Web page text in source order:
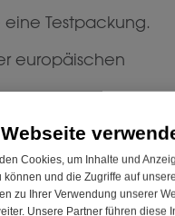
Cookies, um Inhalte und
können und die Zugriffe auf
zu Ihrer Verwendung unserer
Unsere Partner führen diese
eine Testpackung.
europäischen
zertifiziert™